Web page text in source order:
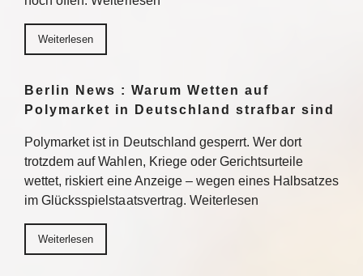
Weiterlesen
Berlin News : Warum Wetten auf
Polymarket in Deutschland strafbar sind
Polymarket ist in Deutschland gesperrt. Wer dort
trotzdem auf Wahlen, Kriege oder Gerichtsurteile
wettet, riskiert eine Anzeige – wegen eines Halbsatzes
im Glücksspielstaatsvertrag. Weiterlesen
Weiterlesen